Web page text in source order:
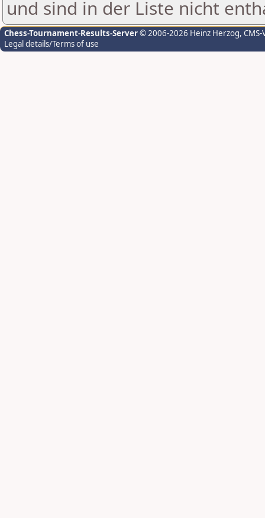
und sind in der Liste nicht
Chess-Tournament-Results-Server© 2006-2026 Heinz Herzog,
Legal details/Terms of use